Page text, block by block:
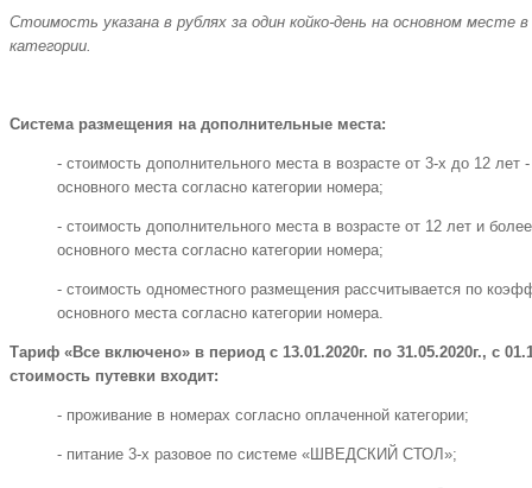
Стоимость указана в рублях за один койко-день на основном
категории.
Система размещения на дополнительные места:
- стоимость дополнительного места в возрасте от 3-х до 12 лет
основного места согласно категории номера;
- стоимость дополнительного места в возрасте от 12 лет и
основного места согласно категории номера;
- стоимость одноместного размещения рассчитывается по
основного места согласно категории номера.
Тариф «Все включено» в период с 13.01.2020г. по 31.05.2020г., с
стоимость путевки входит:
- проживание в номерах согласно оплаченной категории;
- питание 3-х разовое по системе «ШВЕДСКИЙ СТОЛ»;